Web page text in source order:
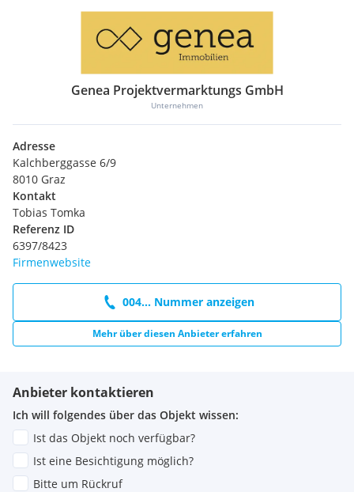
Genea Projektvermarktungs GmbH
Unternehmen
Adresse
Kalchberggasse 6/9
8010 Graz
Kontakt
Tobias Tomka
Referenz ID
6397/8423
Firmenwebsite
004... Nummer anzeigen
Mehr über diesen Anbieter erfahren
Anbieter kontaktieren
Ich will folgendes über das Objekt wissen:
Ist das Objekt noch verfügbar?
Ist eine Besichtigung möglich?
Bitte um Rückruf